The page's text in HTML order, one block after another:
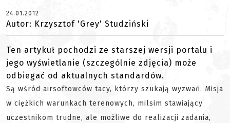
24.01.2012
Autor: Krzysztof 'Grey' Studziński
Ten artykuł pochodzi ze starszej wersji portalu i
jego wyświetlanie (szczególnie zdjęcia) może
odbiegać od aktualnych standardów.
Są wśród airsoftowców tacy, którzy szukają wyzwań. Misja
w ciężkich warunkach terenowych, milsim stawiający
uczestnikom trudne, ale możliwe do realizacji zadania,